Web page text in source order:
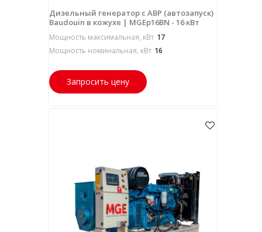
Дизельный генератор с АВР (автозапуск)
Baudouin в кожухе | MGEp16BN - 16 кВт
Мощность максимальная, кВт 17
Мощность номинальная, кВт 16
Запросить цену